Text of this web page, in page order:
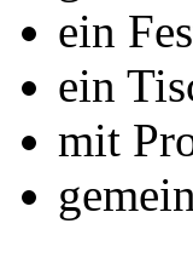
ein
ein
mit